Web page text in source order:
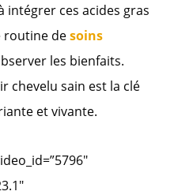
intégrer ces acides gras
routine desoins
les bienfaits.
chevelu sain est la clé
et vivante.